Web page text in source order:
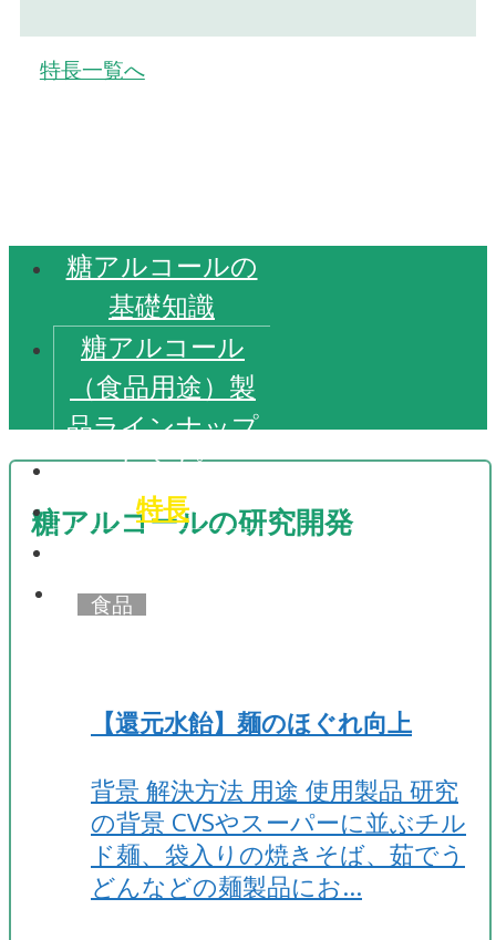
特長一覧へ
糖アルコールの
基礎知識
糖アルコール
（食品用途）製
品ラインナップ
レシピ
特長
よくあるご質問
糖アルコールの研究開発
食品
【還元水飴】麺のほぐれ向上
背景 解決方法 用途 使用製品 研究
の背景 CVSやスーパーに並ぶチル
ド麺、袋入りの焼きそば、茹でう
どんなどの麺製品にお…